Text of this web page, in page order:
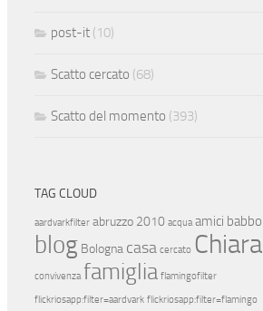
post-it (10)
Scatto cercato (68)
Scatto del momento (393)
TAG CLOUD
aardvarkfilter abruzzo 2010 acqua amici babbo
blog Bologna casa cercato Chiara
convivenza famiglia flamingofilter
flickriosapp:filter=aardvark flickriosapp:filter=flamingo